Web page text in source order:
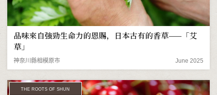
品味來自強勁生命力的恩賜，日本古有的香草——「艾
草」
神奈川縣相模原市 June 2025
THE ROOTS OF SHUN